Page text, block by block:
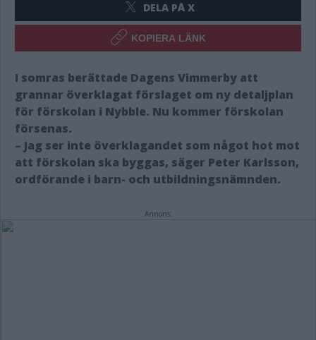
DELA PÅ X
KOPIERA LÄNK
I somras berättade Dagens Vimmerby att
grannar överklagat förslaget om ny detaljplan
för förskolan i Nybble. Nu kommer förskolan
försenas.
– Jag ser inte överklagandet som något hot mot
att förskolan ska byggas, säger Peter Karlsson,
ordförande i barn- och utbildningsnämnden.
Annons: